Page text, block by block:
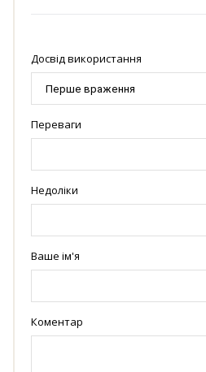
Досвід використання
Переваги
Недоліки
Ваше ім'я
Коментар